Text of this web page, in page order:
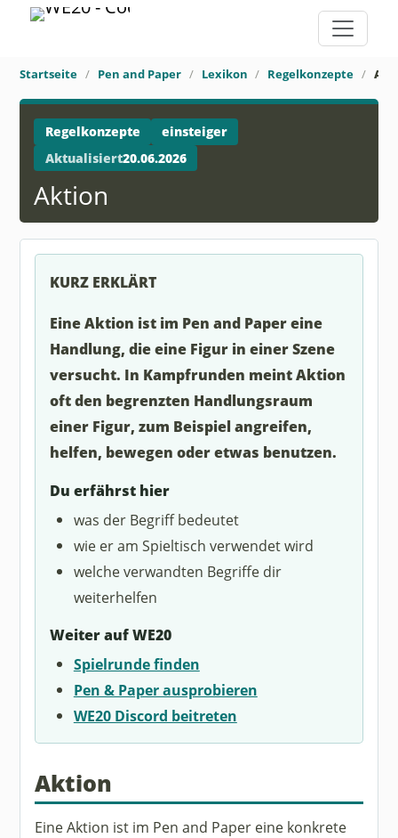
Startseite Pen and Paper Lexikon Regelkonzepte
Regelkonzepte
einsteiger
Aktualisiert20.06.2026
Aktion
KURZ ERKLÄRT
Eine Aktion ist im Pen and Paper eine
Handlung, die eine Figur in einer Szene
versucht. In Kampfrunden meint Aktion
oft den begrenzten Handlungsraum
einer Figur, zum Beispiel angreifen,
helfen, bewegen oder etwas benutzen.
Du erfährst hier
was der Begriff bedeutet
wie er am Spieltisch verwendet wird
welche verwandten Begriffe dir
weiterhelfen
Weiter auf WE20
Spielrunde finden
Pen & Paper ausprobieren
WE20 Discord beitreten
Aktion
Eine Aktion ist im Pen and Paper eine konkrete